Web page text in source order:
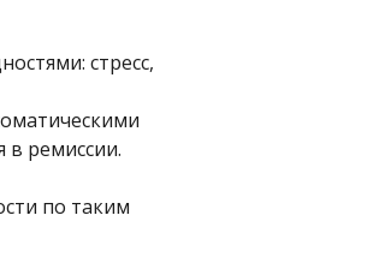
стресс,
ремиссии.
по таким